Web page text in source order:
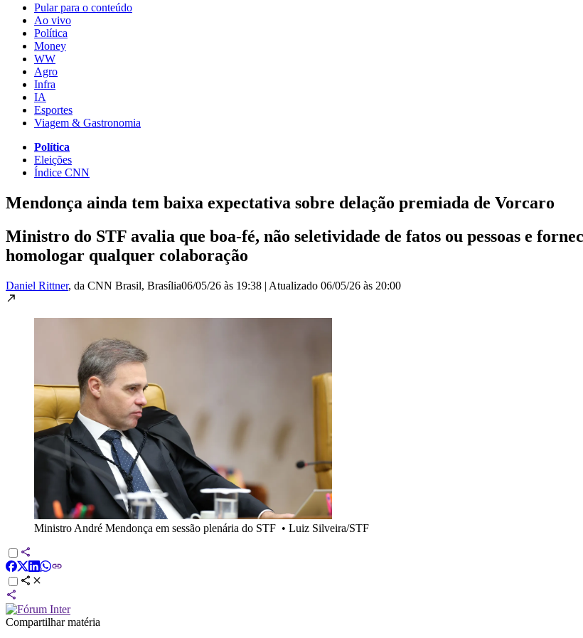
Pular para o conteúdo
Ao vivo
Política
Money
WW
Agro
Infra
IA
Esportes
Viagem & Gastronomia
Política
Eleições
Índice CNN
Mendonça ainda tem baixa expectativa sobre delação premiada de Vorcaro
Ministro do STF avalia que boa-fé, não seletividade de fatos ou pessoas e
homologar qualquer colaboração
Daniel Rittner, da CNN Brasil, Brasília06/05/26 às 19:38 | Atualizado 06/05/26 às 20:00
Ministro André Mendonça em sessão plenária do STF • Luiz Silveira/STF
Compartilhar matéria